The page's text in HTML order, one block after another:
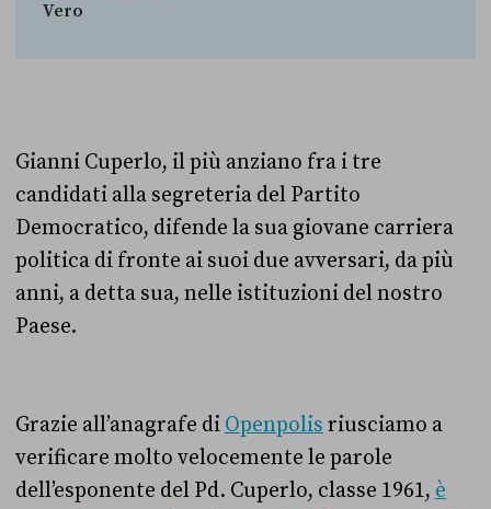
Vero
Gianni Cuperlo, il più anziano fra i tre
candidati alla segreteria del Partito
Democratico, difende la sua giovane carriera
politica di fronte ai suoi due avversari, da più
anni, a detta sua, nelle istituzioni del nostro
Paese.
Grazie all’anagrafe di Openpolis riusciamo a
verificare molto velocemente le parole
dell’esponente del Pd. Cuperlo, classe 1961, è